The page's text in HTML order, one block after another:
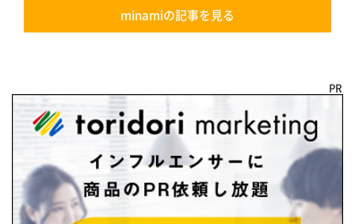
minamiの記事を見る
PR